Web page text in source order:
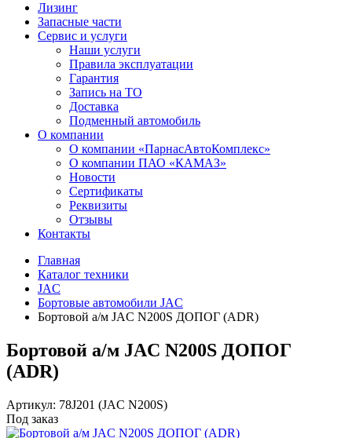
Лизинг
Запасные части
Сервис и услуги
Наши услуги
Правила эксплуатации
Гарантия
Запись на ТО
Доставка
Подменный автомобиль
О компании
О компании «ПарнасАвтоКомплекс»
О компании ПАО «КАМАЗ»
Новости
Сертификаты
Реквизиты
Отзывы
Контакты
Главная
Каталог техники
JAC
Бортовые автомобили JAC
Бортовой а/м JAC N200S ДОПОГ (ADR)
Бортовой а/м JAC N200S ДОПОГ
(ADR)
Артикул: 78J201 (JAC N200S)
Под заказ